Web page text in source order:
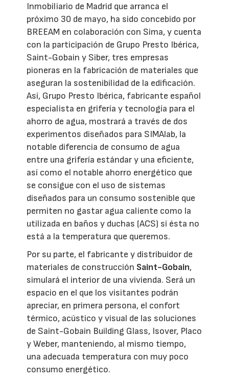
Inmobiliario de Madrid que arranca el
próximo 30 de mayo, ha sido concebido por
BREEAM en colaboración con Sima, y cuenta
con la participación de Grupo Presto Ibérica,
Saint-Gobain y Siber, tres empresas
pioneras en la fabricación de materiales que
aseguran la sostenibilidad de la edificación.
Así, Grupo Presto Ibérica, fabricante español
especialista en grifería y tecnología para el
ahorro de agua, mostrará a través de dos
experimentos diseñados para SIMAlab, la
notable diferencia de consumo de agua
entre una grifería estándar y una eficiente,
así como el notable ahorro energético que
se consigue con el uso de sistemas
diseñados para un consumo sostenible que
permiten no gastar agua caliente como la
utilizada en baños y duchas (ACS) si ésta no
está a la temperatura que queremos.
Por su parte, el fabricante y distribuidor de
materiales de construcción Saint-Gobain,
simulará el interior de una vivienda. Será un
espacio en el que los visitantes podrán
apreciar, en primera persona, el confort
térmico, acústico y visual de las soluciones
de Saint-Gobain Building Glass, Isover, Placo
y Weber, manteniendo, al mismo tiempo,
una adecuada temperatura con muy poco
consumo energético.